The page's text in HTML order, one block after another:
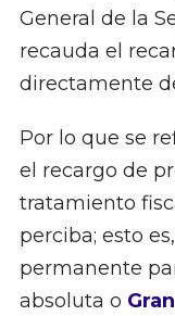
General de la
recauda el
directamente
Por lo que se
el recargo de
tratamiento
perciba; esto
permanente
absoluta o